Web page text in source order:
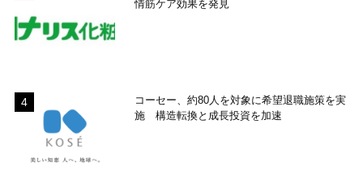
情筋ケア効果を発見
コーセー、約80人を対象に希望退職施策を実
施 構造転換と成長投資を加速